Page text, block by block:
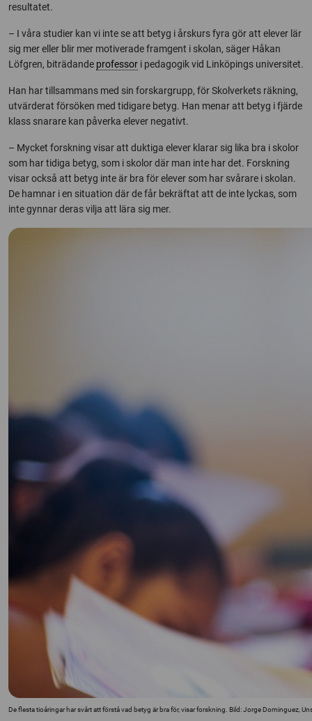
resultatet.
– I våra studier kan vi inte se att betyg i årskurs fyra gör att elever lär
sig mer eller blir mer motiverade framgent i skolan, säger Håkan
Löfgren, biträdande professor i pedagogik vid Linköpings universitet.
Han har tillsammans med sin forskargrupp, för Skolverkets räkning,
utvärderat försöken med tidigare betyg. Han menar att betyg i fjärde
klass snarare kan påverka elever negativt.
– Mycket forskning visar att duktiga elever klarar sig lika bra i skolor
som har tidiga betyg, som i skolor där man inte har det. Forskning
visar också att betyg inte är bra för elever som har svårare i skolan.
De hamnar i en situation där de får bekräftat att de inte lyckas, som
inte gynnar deras vilja att lära sig mer.
De flesta tioåringar har svårt att förstå vad betyg är bra för, visar forskning. Bild: Jorge Dominguez,